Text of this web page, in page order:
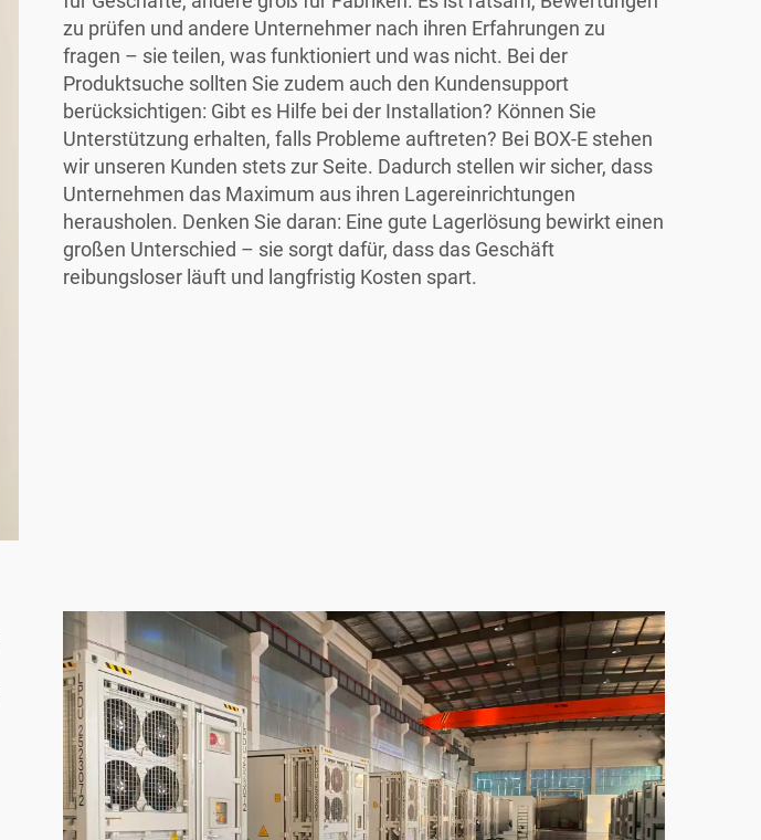
zu prüfen und andere Unternehmer nach ihren Erfahrungen zu
fragen – sie teilen, was funktioniert und was nicht. Bei der
Produktsuche sollten Sie zudem auch den Kundensupport
berücksichtigen: Gibt es Hilfe bei der Installation? Können Sie
Unterstützung erhalten, falls Probleme auftreten? Bei BOX-E stehen
wir unseren Kunden stets zur Seite. Dadurch stellen wir sicher, dass
Unternehmen das Maximum aus ihren Lagereinrichtungen
herausholen. Denken Sie daran: Eine gute Lagerlösung bewirkt einen
großen Unterschied – sie sorgt dafür, dass das Geschäft
reibungsloser läuft und langfristig Kosten spart.